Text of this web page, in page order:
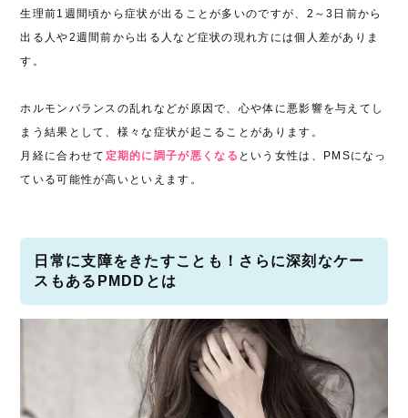
生理前1週間頃から症状が出ることが多いのですが、2～3日前から
出る人や2週間前から出る人など症状の現れ方には個人差がありま
す。
ホルモンバランスの乱れなどが原因で、心や体に悪影響を与えてし
まう結果として、様々な症状が起こることがあります。
月経に合わせて 定期的に調子が悪くなる という女性は、PMSになっ
ている可能性が高いといえます。
日常に支障をきたすことも！さらに深刻なケー
スもあるPMDDとは